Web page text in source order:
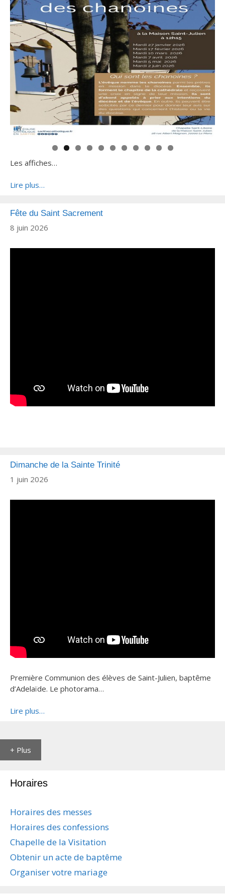
Les affiches…
Lire plus…
Fête du Saint Sacrement
8 juin 2026
Dimanche de la Sainte Trinité
1 juin 2026
Première Communion des élèves de Saint-Julien, baptême
d’Adelaïde. Le photorama…
Lire plus…
+ Plus
Horaires
Horaires des messes
Horaires des confessions
Chapelle de la Visitation
Obtenir un acte de baptême
Organiser votre mariage